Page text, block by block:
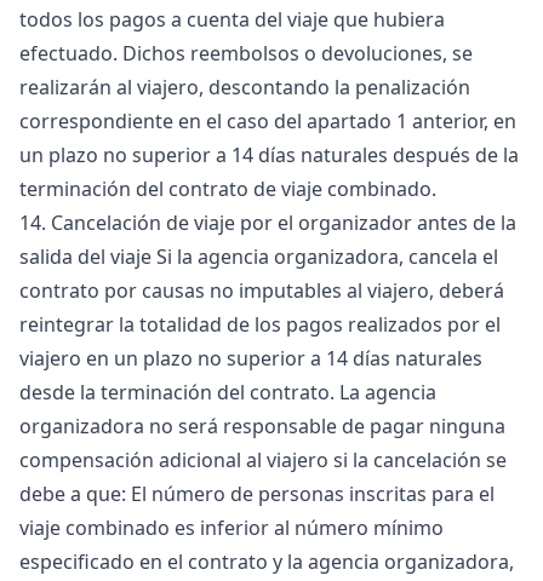
todos los pagos a cuenta del viaje que hubiera
efectuado. Dichos reembolsos o devoluciones, se
realizarán al viajero, descontando la penalización
correspondiente en el caso del apartado 1 anterior, en
un plazo no superior a 14 días naturales después de la
terminación del contrato de viaje combinado.
14. Cancelación de viaje por el organizador antes de la
salida del viaje Si la agencia organizadora, cancela el
contrato por causas no imputables al viajero, deberá
reintegrar la totalidad de los pagos realizados por el
viajero en un plazo no superior a 14 días naturales
desde la terminación del contrato. La agencia
organizadora no será responsable de pagar ninguna
compensación adicional al viajero si la cancelación se
debe a que: El número de personas inscritas para el
viaje combinado es inferior al número mínimo
especificado en el contrato y la agencia organizadora,